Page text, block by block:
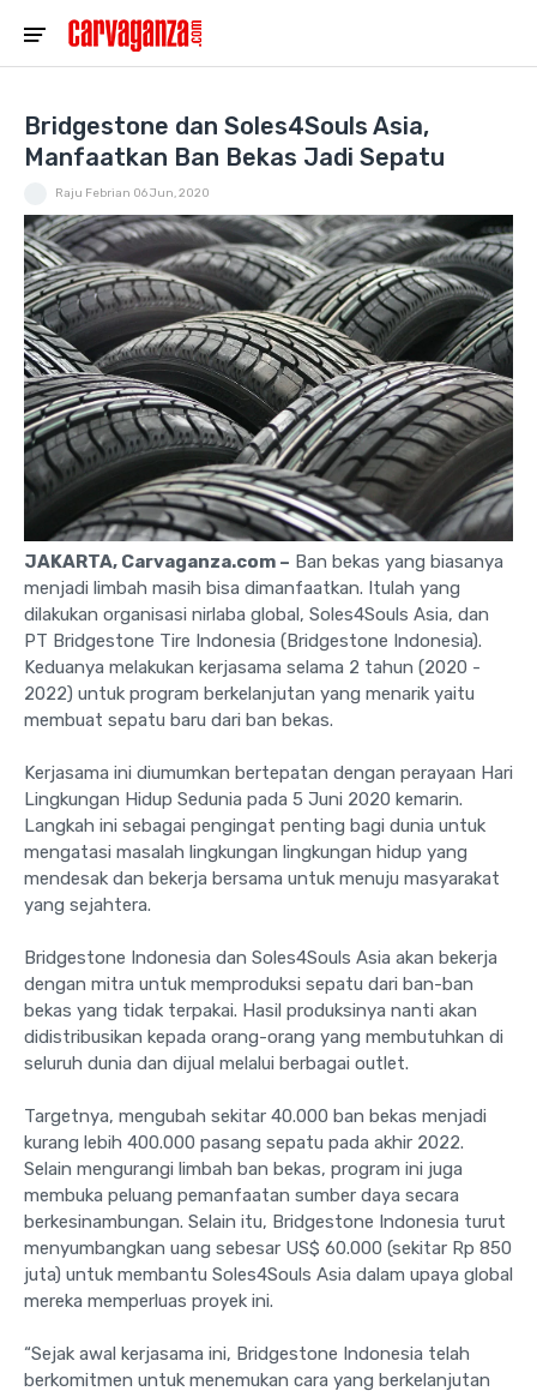
Bridgestone dan Soles4Souls Asia,
Manfaatkan Ban Bekas Jadi Sepatu
Raju Febrian 06 Jun, 2020
JAKARTA, Carvaganza.com – Ban bekas yang biasanya
menjadi limbah masih bisa dimanfaatkan. Itulah yang
dilakukan organisasi nirlaba global, Soles4Souls Asia, dan
PT Bridgestone Tire Indonesia (Bridgestone Indonesia).
Keduanya melakukan kerjasama selama 2 tahun (2020 -
2022) untuk program berkelanjutan yang menarik yaitu
membuat sepatu baru dari ban bekas.
Kerjasama ini diumumkan bertepatan dengan perayaan Hari
Lingkungan Hidup Sedunia pada 5 Juni 2020 kemarin.
Langkah ini sebagai pengingat penting bagi dunia untuk
mengatasi masalah lingkungan lingkungan hidup yang
mendesak dan bekerja bersama untuk menuju masyarakat
yang sejahtera.
Bridgestone Indonesia dan Soles4Souls Asia akan bekerja
dengan mitra untuk memproduksi sepatu dari ban-ban
bekas yang tidak terpakai. Hasil produksinya nanti akan
didistribusikan kepada orang-orang yang membutuhkan di
seluruh dunia dan dijual melalui berbagai outlet.
Targetnya, mengubah sekitar 40.000 ban bekas menjadi
kurang lebih 400.000 pasang sepatu pada akhir 2022.
Selain mengurangi limbah ban bekas, program ini juga
membuka peluang pemanfaatan sumber daya secara
berkesinambungan. Selain itu, Bridgestone Indonesia turut
menyumbangkan uang sebesar US$ 60.000 (sekitar Rp 850
juta) untuk membantu Soles4Souls Asia dalam upaya global
mereka memperluas proyek ini.
“Sejak awal kerjasama ini, Bridgestone Indonesia telah
berkomitmen untuk menemukan cara yang berkelanjutan